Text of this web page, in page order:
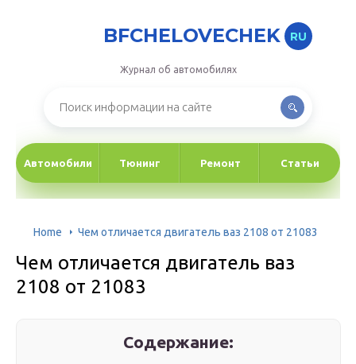
BFCHELOVECHEK RU
Журнал об автомобилях
Автомобили Тюнинг Ремонт Статьи
Home Чем отличается двигатель ваз 2108 от 21083
Чем отличается двигатель ваз
2108 от 21083
Содержание: